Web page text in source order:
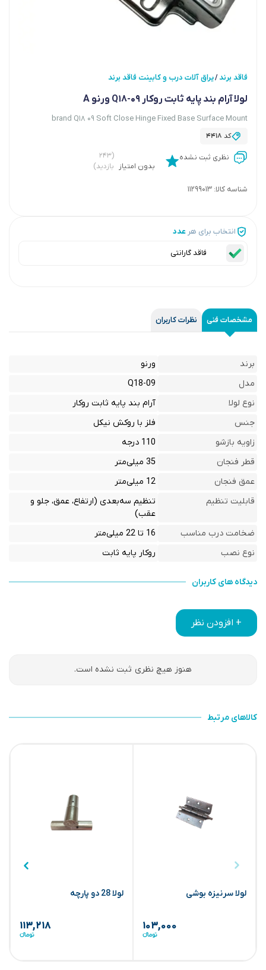
فاقد برند/یراق آلات درب و کابینت فاقد برند
لولا آرام بند پایه ثابت روکار Q18-09 ورنو A
brand Q18 09 Soft Close Hinge Fixed Base Surface Mount
کد 4418
نظری ثبت نشده
بدون امتیاز
(۲۴۳
بازدید)
شناسه کالا: 11299013
انتخاب برای هر عدد
فاقد گارانتی
مشخصات فنی نظرات کاربران
برند
ورنو
مدل
Q18-09
نوع لولا
آرام بند پایه ثابت روکار
جنس
فلز با روکش نیکل
زاویه بازشو
110 درجه
قطر فنجان
35 میلی‌متر
عمق فنجان
12 میلی‌متر
قابلیت تنظیم
تنظیم سه‌بعدی (ارتفاع، عمق، جلو و
عقب)
ضخامت درب مناسب
16 تا 22 میلی‌متر
نوع نصب
روکار پایه ثابت
دیدگاه های کاربران
+ افزودن نظر
هنوز هیچ نظری ثبت نشده است.
کالاهای مرتبط
لولا سرنیزه بوشی
۱۰۳,۰۰۰
لولا 28 دو پارچه
۱۱۳,۲۱۸